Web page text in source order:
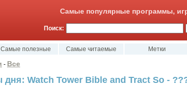
Самые популярные программы,
Поиск:
Самые полезные Самые читаемые Метки
- Все
Watch Tower Bible and Tract So -